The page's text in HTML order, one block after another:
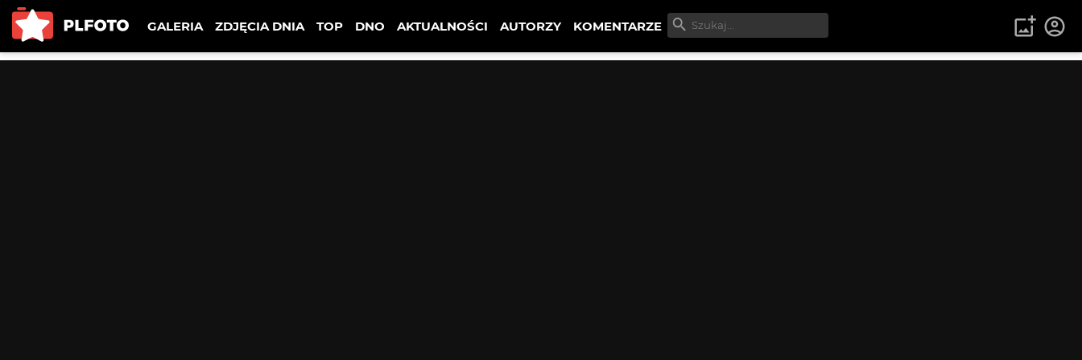
GALERIA ZDJĘCIA DNIA TOP DNO AKTUALNOŚCI AUTORZY KOMENTARZE